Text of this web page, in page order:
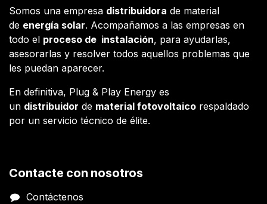
Somos una empresa distribuidora de material
de energía solar. Acompañamos a las empresas en
todo el proceso de instalación, para ayudarlas,
asesorarlas y resolver todos aquellos problemas que
les puedan aparecer.
En definitiva, Plug & Play Energy es
un distribuidor de material fotovoltaico respaldado
por un servicio técnico de élite.
Contacte con nosotros
Contáctenos